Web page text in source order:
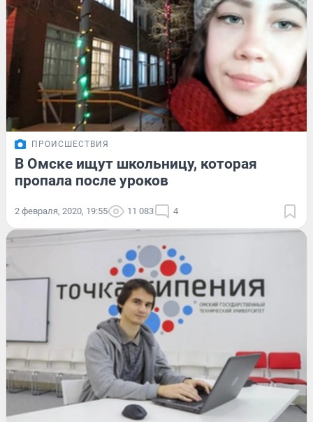
ПРОИСШЕСТВИЯ
В Омске ищут школьницу, которая
пропала после уроков
2 февраля, 2020, 19:55 11 083 4